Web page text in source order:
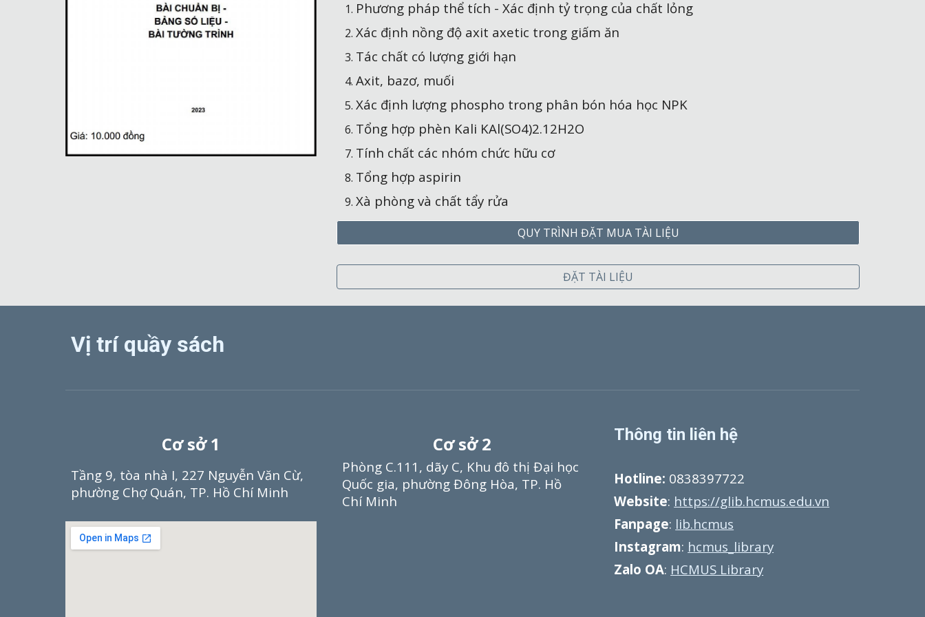
Phương pháp thể tích - Xác định tỷ trọng của chất lỏng
Xác định nồng độ axit axetic trong giấm ăn
Tác chất có lượng giới hạn
Axit, bazơ, muối
Xác định lượng phospho trong phân bón hóa học NPK
Tổng hợp phèn Kali KAl(SO4)2.12H2O
Tính chất các nhóm chức hữu cơ
Tổng hợp aspirin
Xà phòng và chất tẩy rửa
QUY TRÌNH ĐẶT MUA TÀI LIỆU
ĐẶT TÀI LIỆU
Vị trí quầy sách
Cơ sở 1
Tầng 9, tòa nhà I, 227 Nguyễn Văn Cừ,
phường Chợ Quán, TP. Hồ Chí Minh
Cơ sở2
Phòng C.111, dãy C, Khu đô thị Đại học
Quốc gia, phường Đông Hòa, TP. Hồ
Chí Minh
Thông tin liên hệ
Hotline: 0838397722
Website: https://glib.hcmus.edu.vn
Fanpage: lib.hcmus
Instagram: hcmus_library
Zalo OA: HCMUS Library